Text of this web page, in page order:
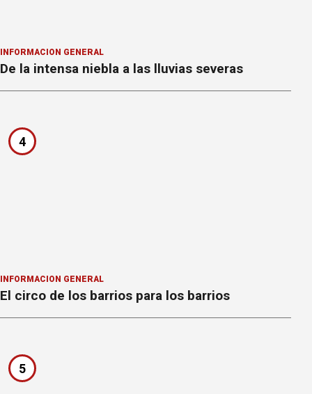
INFORMACION GENERAL
De la intensa niebla a las lluvias severas
4
INFORMACION GENERAL
El circo de los barrios para los barrios
5